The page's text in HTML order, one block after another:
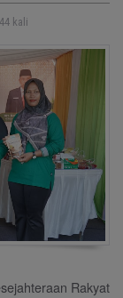
kali
Rakyat